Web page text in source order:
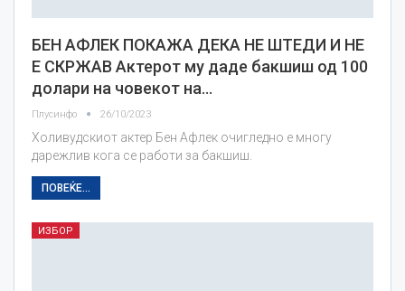
БЕН АФЛЕК ПОКАЖА ДЕКА НЕ ШТЕДИ И НЕ
Е СКРЖАВ Актерот му даде бакшиш од 100
долари на човекот на…
Плусинфо 26/10/2023
Холивудскиот актер Бен Афлек очигледно е многу
дарежлив кога се работи за бакшиш.
ПОВЕЌЕ...
ИЗБОР